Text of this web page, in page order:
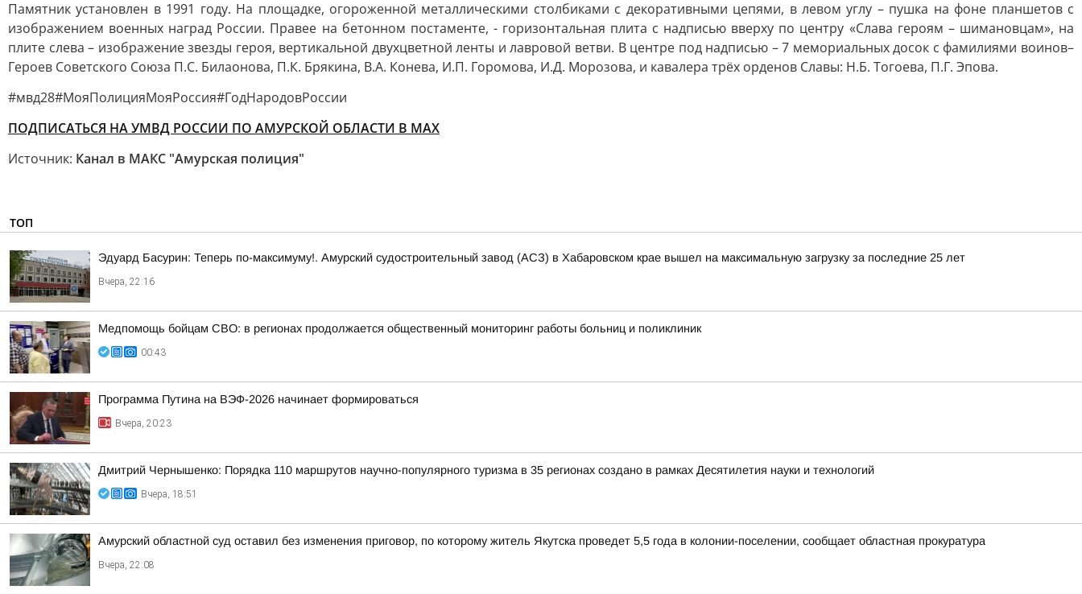
Памятник установлен в 1991 году. На площадке, огороженной металлическими столбиками с декоративными цепями, в левом углу – пушка на фоне планшетов с
изображением военных наград России. Правее на бетонном постаменте, - горизонтальная плита с надписью вверху по центру «Слава героям – шимановцам», на
плите слева – изображение звезды героя, вертикальной двухцветной ленты и лавровой ветви. В центре под надписью – 7 мемориальных досок с фамилиями воинов–
Героев Советского Союза П.С. Билаонова, П.К. Брякина, В.А. Конева, И.П. Горомова, И.Д. Морозова, и кавалера трёх орденов Славы: Н.Б. Тогоева, П.Г. Эпова.
#мвд28#МояПолицияМояРоссия#ГодНародовРоссии
ПОДПИСАТЬСЯ НА УМВД РОССИИ ПО АМУРСКОЙ ОБЛАСТИ В МАХ
Источник: Канал в МАКС "Амурская полиция"
ТОП
Эдуард Басурин: Теперь по-максимуму!. Амурский судостроительный завод (АСЗ) в Хабаровском крае вышел на максимальную загрузку за последние 25 лет
Вчера, 22:16
Медпомощь бойцам СВО: в регионах продолжается общественный мониторинг работы больниц и поликлиник
00:43
Программа Путина на ВЭФ-2026 начинает формироваться
Вчера, 20:23
Дмитрий Чернышенко: Порядка 110 маршрутов научно-популярного туризма в 35 регионах создано в рамках Десятилетия науки и технологий
Вчера, 18:51
Амурский областной суд оставил без изменения приговор, по которому житель Якутска проведет 5,5 года в колонии-поселении, сообщает областная прокуратура
Вчера, 22:08